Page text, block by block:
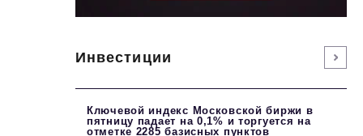
Инвестиции
Ключевой индекс Московской биржи в
пятницу падает на 0,1% и торгуется на
отметке 2285 базисных пунктов